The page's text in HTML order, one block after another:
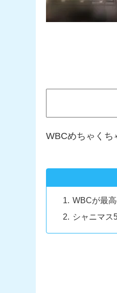
WBCめちゃくち
WBCが最
シャニマス